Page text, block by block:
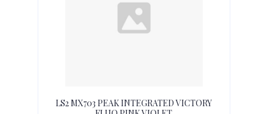
LS2 MX703 PEAK INTEGRATED VICTORY